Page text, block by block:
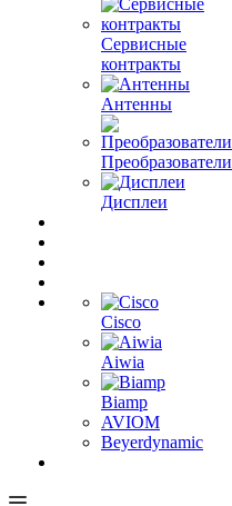
Сервисные
контракты
Антенны
Преобразователи
Дисплеи
Cisco
Aiwia
Biamp
AVIOM
Beyerdynamic